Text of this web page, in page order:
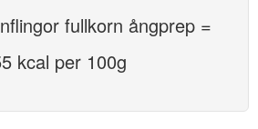
fullkorn ångprep =
kcal per 100g